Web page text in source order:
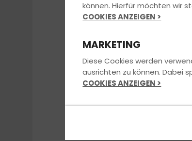
können. Hierfür möchten wir
COOKIES ANZEIGEN >
MARKETING
Diese Cookies werden
ausrichten zu können. Dabei
COOKIES ANZEIGEN >